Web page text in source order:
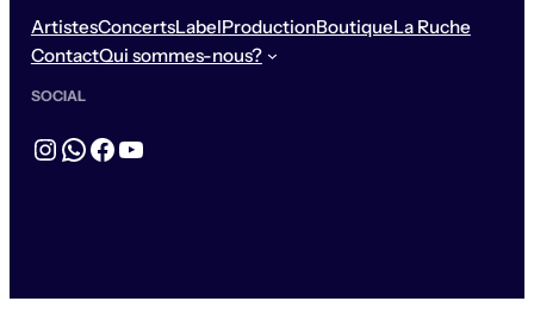
ArtistesConcertsLabelProductionBoutiqueLa Ruche
ContactQui sommes-nous?
SOCIAL
Instagram
WhatsApp
Facebook
YouTube